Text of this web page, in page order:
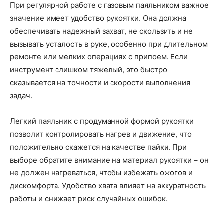
При регулярной работе с газовым паяльником важное
значение имеет удобство рукоятки. Она должна
обеспечивать надежный захват, не скользить и не
вызывать усталость в руке, особенно при длительном
ремонте или мелких операциях с припоем. Если
инструмент слишком тяжелый, это быстро
сказывается на точности и скорости выполнения
задач.
Легкий паяльник с продуманной формой рукоятки
позволит контролировать нагрев и движение, что
положительно скажется на качестве пайки. При
выборе обратите внимание на материал рукоятки – он
не должен нагреваться, чтобы избежать ожогов и
дискомфорта. Удобство хвата влияет на аккуратность
работы и снижает риск случайных ошибок.